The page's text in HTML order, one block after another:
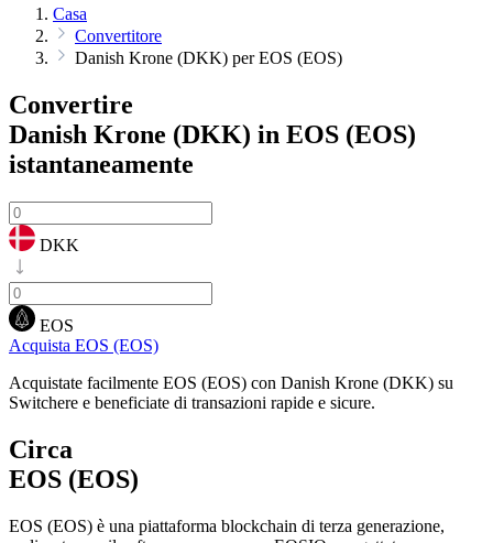
Casa
Convertitore
Danish Krone (DKK) per EOS (EOS)
Convertire
Danish Krone (DKK) in EOS (EOS)
istantaneamente
DKK
EOS
Acquista EOS (EOS)
Acquistate facilmente EOS (EOS) con Danish Krone (DKK) su
Switchere e beneficiate di transazioni rapide e sicure.
Circa
EOS (EOS)
EOS (EOS) è una piattaforma blockchain di terza generazione,